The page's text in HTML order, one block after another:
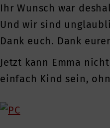
Ihr Wunsch war
Und wir sind
Dank euch. Dank
Jetzt kann Emma
einfach Kind sein,